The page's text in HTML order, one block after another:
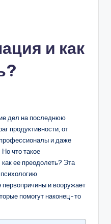
и как
дел на последнюю
продуктивности, от
и даже
что такое
ее преодолеть? Эта
психологию
первопричины и вооружает
помогут наконец-то